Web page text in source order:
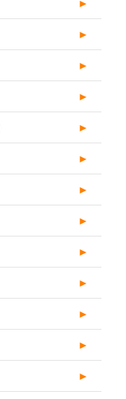
►
►
►
►
►
►
►
►
►
►
►
►
►